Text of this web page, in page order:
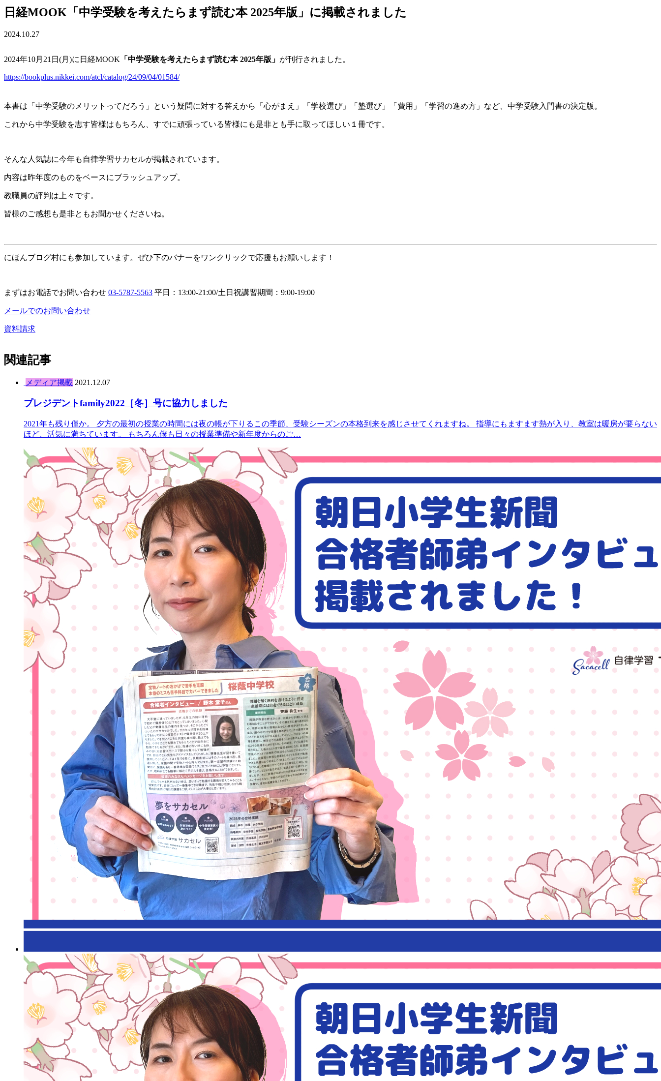
日経MOOK「中学受験を考えたらまず読む本 2025年版」に掲載されました
2024.10.27
2024年10月21日(月)に日経MOOK 「中学受験を考えたらまず読む本 2025年版」 が刊行されました。
https://bookplus.nikkei.com/atcl/catalog/24/09/04/01584/
本書は「中学受験のメリットってだろう」という疑問に対する答えから「心がまえ」「学校選び」「塾選び」「費用」「学習の進め方」など、中学受験入門書の決定版。
これから中学受験を志す皆様はもちろん、すでに頑張っている皆様にも是非とも手に取ってほしい１冊です。
そんな人気誌に今年も自律学習サカセルが掲載されています。
内容は昨年度のものをベースにブラッシュアップ。
教職員の評判は上々です。
皆様のご感想も是非ともお聞かせくださいね。
にほんブログ村にも参加しています。ぜひ下のバナーをワンクリックで応援もお願いします！
まずはお電話でお問い合わせ 03-5787-5563 平日：13:00-21:00/土日祝講習期間：9:00-19:00
メールでのお問い合わせ
資料請求
関連記事
メディア掲載 2021.12.07
プレジデントfamily2022［冬］号に協力しました
2021年も残り僅か。 夕方の最初の授業の時間には夜の帳が下りるこの季節、受験シーズンの本格到来を感じさせてくれますね。 指導にもますます熱が入り、教室は暖房が要らない
ほど、活気に満ちています。 もちろん僕も日々の授業準備や新年度からのご…